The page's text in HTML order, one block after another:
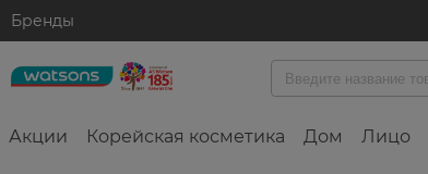
Бренды
Акции Корейская косметика Дом Лицо